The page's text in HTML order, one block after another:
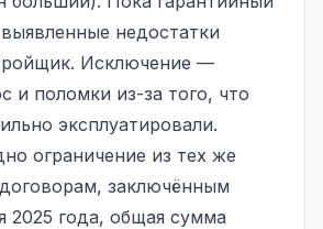
недостатки
Исключение —
и поломки из-за того, что
эксплуатировали.
ограничение из тех же
заключённым
2025 года, общая сумма